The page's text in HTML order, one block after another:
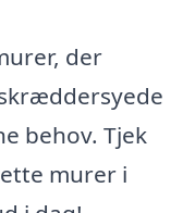
der
behov. Tjek
murer i